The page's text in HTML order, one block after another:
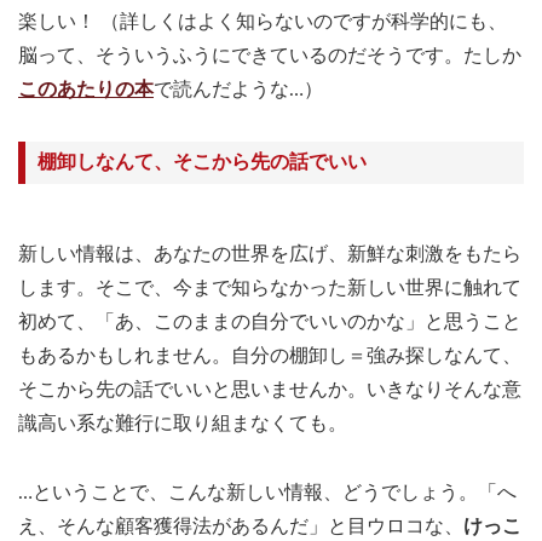
楽しい！ （詳しくはよく知らないのですが科学的にも、
脳って、そういうふうにできているのだそうです。たしか
このあたりの本で読んだような…）
棚卸しなんて、そこから先の話でいい
新しい情報は、あなたの世界を広げ、新鮮な刺激をもたら
します。そこで、今まで知らなかった新しい世界に触れて
初めて、「あ、このままの自分でいいのかな」と思うこと
もあるかもしれません。自分の棚卸し＝強み探しなんて、
そこから先の話でいいと思いませんか。いきなりそんな意
識高い系な難行に取り組まなくても。
…ということで、こんな新しい情報、どうでしょう。「へ
え、そんな顧客獲得法があるんだ」と目ウロコな、 けっこ